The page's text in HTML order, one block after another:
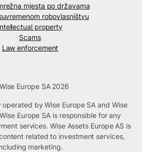
mjesta po državama
robovlasništvu
property
Scams
Law enforcement
Europe SA 2026
by Wise Europe SA and Wise
Europe SA is responsible for any
services. Wise Assets Europe AS is
related to investment services,
marketing.